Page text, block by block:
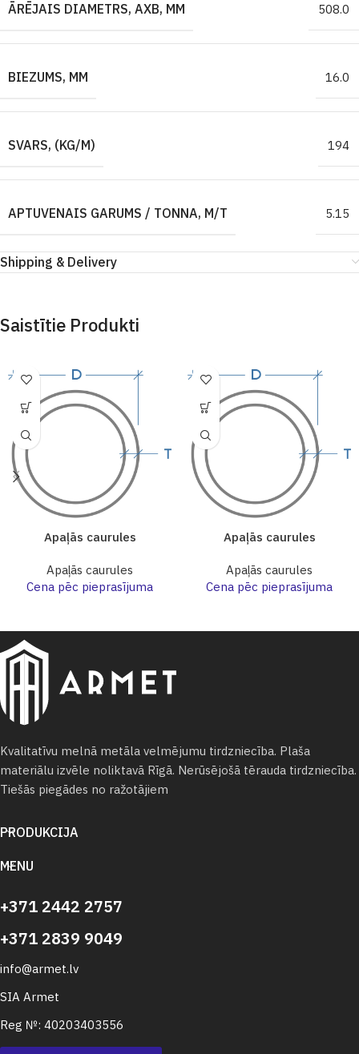
ĀRĒJAIS DIAMETRS, AXB, MM
508.0
BIEZUMS, MM 16.0
SVARS, (KG/M) 194
APTUVENAIS GARUMS / TONNA, M/T 5.15
Shipping & Delivery
Saistītie Produkti
Apaļās caurules
Apaļās caurules
Cena pēc pieprasījuma
Apaļās caurules
Apaļās caurules
Cena pēc pieprasījuma
Kvalitatīvu melnā metāla velmējumu tirdzniecība. Plaša
materiālu izvēle noliktavā Rīgā. Nerūsējošā tērauda tirdzniecība.
Tiešās piegādes no ražotājiem
PRODUKCIJA
MENU
+371 2442 2757
+371 2839 9049
info@armet.lv
SIA Armet
Reg №: 40203403556